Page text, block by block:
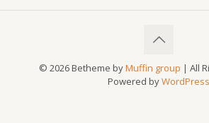
© 2026 Betheme byMuffin group | All
Powered byWordPress